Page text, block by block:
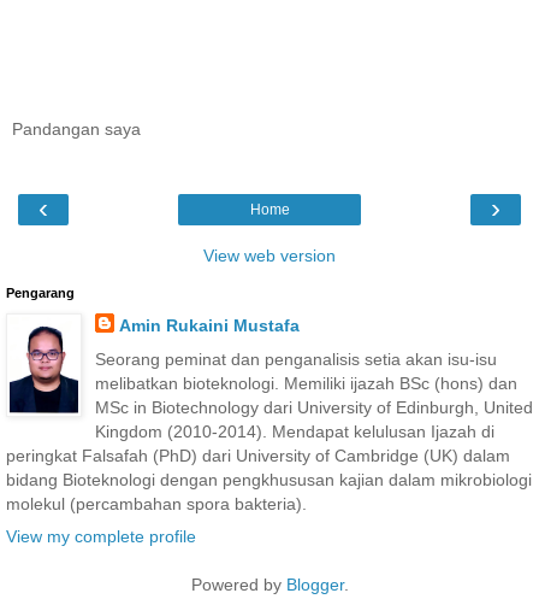
Pandangan saya
‹ ›
Home
View web version
Pengarang
Amin Rukaini Mustafa
Seorang peminat dan penganalisis setia akan isu-isu
melibatkan bioteknologi. Memiliki ijazah BSc (hons) dan
MSc in Biotechnology dari University of Edinburgh, United
Kingdom (2010-2014). Mendapat kelulusan Ijazah di
peringkat Falsafah (PhD) dari University of Cambridge (UK) dalam
bidang Bioteknologi dengan pengkhususan kajian dalam mikrobiologi
molekul (percambahan spora bakteria).
View my complete profile
Powered by Blogger.